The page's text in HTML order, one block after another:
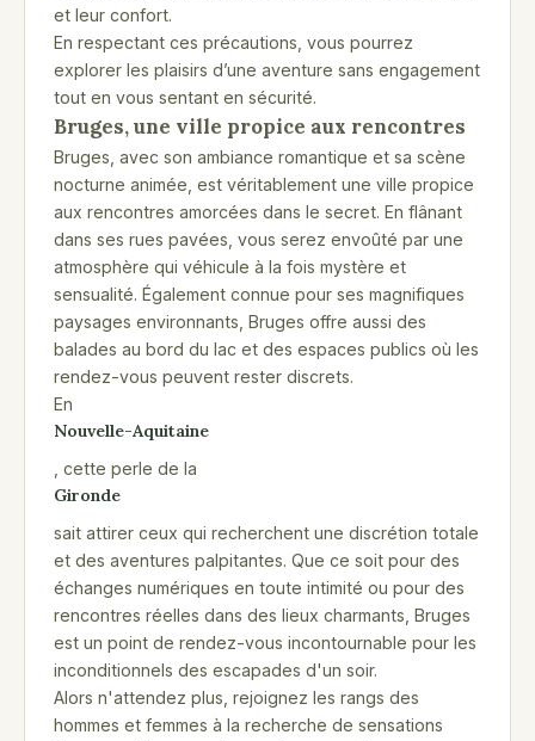
et leur confort.
En respectant ces précautions, vous pourrez
explorer les plaisirs d’une aventure sans engagement
tout en vous sentant en sécurité.
Bruges, une ville propice aux rencontres
Bruges, avec son ambiance romantique et sa scène
nocturne animée, est véritablement une ville propice
aux rencontres amorcées dans le secret. En flânant
dans ses rues pavées, vous serez envoûté par une
atmosphère qui véhicule à la fois mystère et
sensualité. Également connue pour ses magnifiques
paysages environnants, Bruges offre aussi des
balades au bord du lac et des espaces publics où les
rendez-vous peuvent rester discrets.
En
Nouvelle-Aquitaine
, cette perle de la
Gironde
sait attirer ceux qui recherchent une discrétion totale
et des aventures palpitantes. Que ce soit pour des
échanges numériques en toute intimité ou pour des
rencontres réelles dans des lieux charmants, Bruges
est un point de rendez-vous incontournable pour les
inconditionnels des escapades d'un soir.
Alors n'attendez plus, rejoignez les rangs des
hommes et femmes à la recherche de sensations